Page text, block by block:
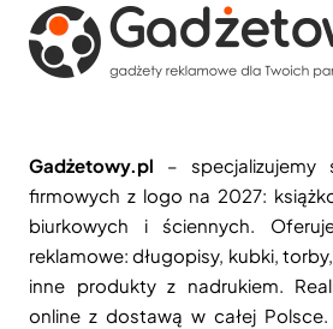
Gadżetowy.pl – specjalizujemy
firmowych z logo na 2027:
biurkowych i ściennych.
reklamowe: długopisy, kubki,
inne produkty z nadrukiem.
online z dostawą w całej Polsce.